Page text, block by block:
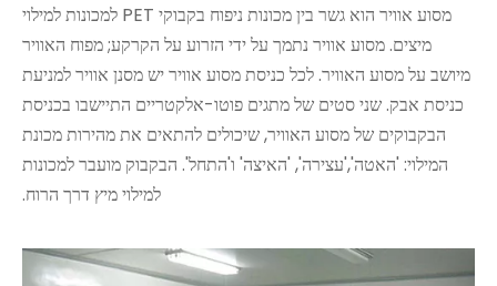
מסוע אוויר הוא גשר בין מכונות ניפוח בקבוקי PET למכונות למילוי
מיצים. מסוע אוויר נתמך על ידי הזרוע על הקרקע; מפוח האוויר
מיושב על מסוע האוויר. לכל כניסת מסוע אוויר יש מסנן אוויר למניעת
כניסת אבק. שני סטים של מתגים פוטו-אלקטריים התיישבו בכניסת
הבקבוקים של מסוע האוויר, שיכולים להתאים את מהירות מכונת
המילוי: 'האטה','עצירה', 'האיצה' ו'התחל'. הבקבוק מועבר למכונות
למילוי מיץ דרך הרוח.